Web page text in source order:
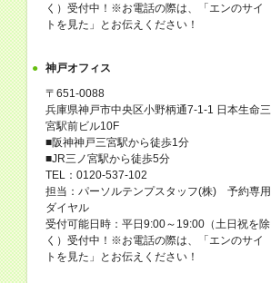
く）受付中！※お電話の際は、「エンのサイ
トを見た」とお伝えください！
神戸オフィス
〒651-0088
兵庫県神戸市中央区小野柄通7-1-1 日本生命三
宮駅前ビル10F
■阪神神戸三宮駅から徒歩1分
■JR三ノ宮駅から徒歩5分
TEL：0120-537-102
担当：パーソルテンプスタッフ(株) 予約専用
ダイヤル
受付可能日時：平日9:00～19:00（土日祝を除
く）受付中！※お電話の際は、「エンのサイ
トを見た」とお伝えください！